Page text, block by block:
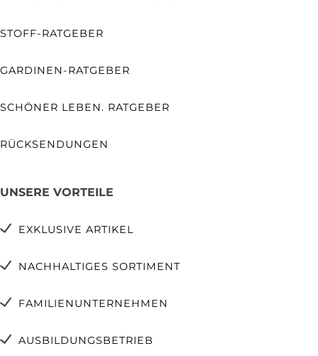
STOFF-RATGEBER
GARDINEN-RATGEBER
SCHÖNER LEBEN. RATGEBER
RÜCKSENDUNGEN
UNSERE VORTEILE
EXKLUSIVE ARTIKEL
NACHHALTIGES SORTIMENT
FAMILIENUNTERNEHMEN
AUSBILDUNGSBETRIEB